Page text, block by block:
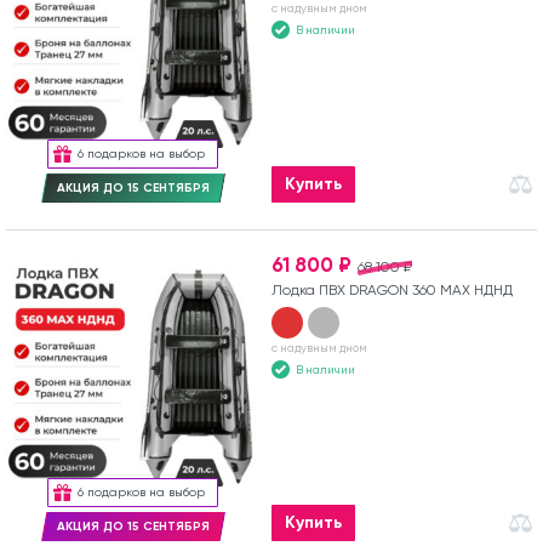
6 подарков на выбор
АКЦИЯ ДО 15 СЕНТЯБРЯ
с надувным дном
В наличии
Купить
6 подарков на выбор
АКЦИЯ ДО 15 СЕНТЯБРЯ
68 100 ₽
61 800 ₽
Лодка ПВХ DRAGON 360 MAX НДНД
с надувным дном
В наличии
Купить